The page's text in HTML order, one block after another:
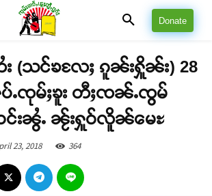
Donate
(သင်ၶလႄႈ ၵူၼ်းႁိူၼ်း) 28
ၸုမ်ႈၶူး တီႈၸၼ်ႉၸွမ်
င်းၼွႆႉ ၼႂ်းႁူဝ်လိူၼ်မေႊ
23, 2018 364